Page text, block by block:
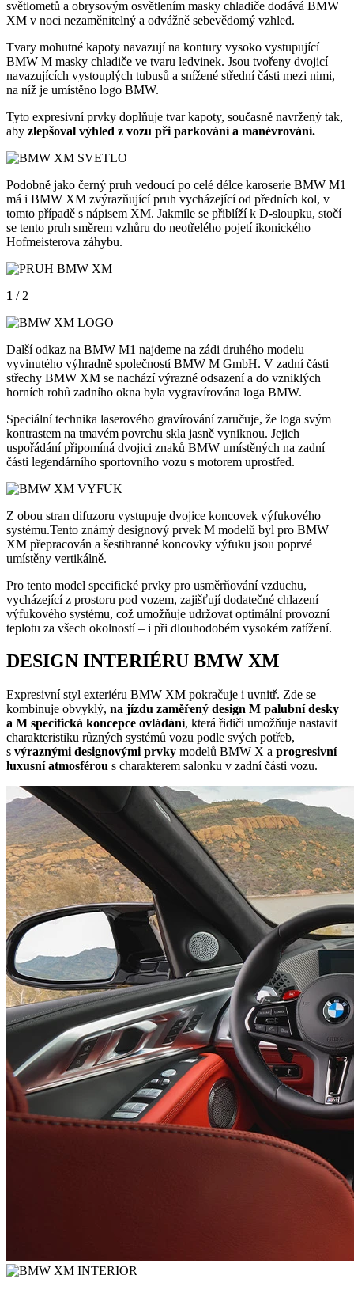
světlometů a obrysovým osvětlením masky chladiče dodává BMW
XM v noci nezaměnitelný a odvážně sebevědomý vzhled.
Tvary mohutné kapoty navazují na kontury vysoko vystupující
BMW M masky chladiče ve tvaru ledvinek. Jsou tvořeny dvojicí
navazujících vystouplých tubusů a snížené střední části mezi nimi,
na níž je umístěno logo BMW.
Tyto expresivní prvky doplňuje tvar kapoty, současně navržený tak,
aby zlepšoval výhled z vozu při parkování a manévrování.
Podobně jako černý pruh vedoucí po celé délce karoserie BMW M1
má i BMW XM zvýrazňující pruh vycházející od předních kol, v
tomto případě s nápisem XM. Jakmile se přiblíží k D-sloupku, stočí
se tento pruh směrem vzhůru do neotřelého pojetí ikonického
Hofmeisterova záhybu.
1 / 2
Další odkaz na BMW M1 najdeme na zádi druhého modelu
vyvinutého výhradně společností BMW M GmbH. V zadní části
střechy BMW XM se nachází výrazné odsazení a do vzniklých
horních rohů zadního okna byla vygravírována loga BMW.
Speciální technika laserového gravírování zaručuje, že loga svým
kontrastem na tmavém povrchu skla jasně vyniknou. Jejich
uspořádání připomíná dvojici znaků BMW umístěných na zadní
části legendárního sportovního vozu s motorem uprostřed.
Z obou stran difuzoru vystupuje dvojice koncovek výfukového
systému.Tento známý designový prvek M modelů byl pro BMW
XM přepracován a šestihranné koncovky výfuku jsou poprvé
umístěny vertikálně.
Pro tento model specifické prvky pro usměrňování vzduchu,
vycházející z prostoru pod vozem, zajišťují dodatečné chlazení
výfukového systému, což umožňuje udržovat optimální provozní
teplotu za všech okolností – i při dlouhodobém vysokém zatížení.
DESIGN INTERIÉRU BMW XM
Expresivní styl exteriéru BMW XM pokračuje i uvnitř. Zde se
kombinuje obvyklý, na jízdu zaměřený design M palubní desky
a M specifická koncepce ovládání, která řidiči umožňuje nastavit
charakteristiku různých systémů vozu podle svých potřeb,
s výraznými designovými prvky modelů BMW X a progresivní
luxusní atmosférou s charakterem salonku v zadní části vozu.